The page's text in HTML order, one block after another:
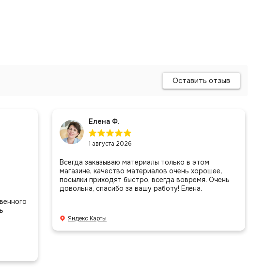
Оставить отзыв
Елена Ф.
1 августа 2026
Всегда заказываю материалы только в этом
магазине, качество материалов очень хорошее,
посылки приходят быстро, всегда вовремя. Очень
довольна, спасибо за вашу работу! Елена.
Яндекс Карты